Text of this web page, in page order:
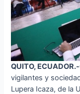
QUITO, ECUADOR.-
vigilantes y
Lupera Icaza, de la